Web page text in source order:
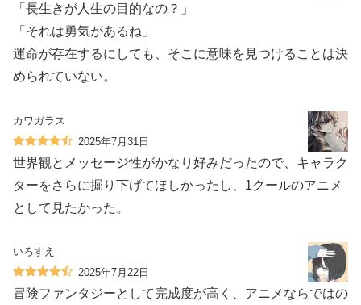
「長生きが人生の目的なの？」
「それは勇気があるね」
運命が存在するにしても、そこに意味を見つけることは決
められていない。
カワガラス
2025年7月31日
世界観とメッセージ性がかなり好みだったので、キャラク
ターをさらに掘り下げてほしかったし、1クールのアニメ
として見たかった。
いろすえ
2025年7月22日
冒険ファンタジーとして完成度が高く、アニメならではの